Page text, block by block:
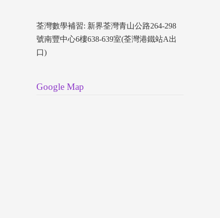
荃灣數學補習: 新界荃灣青山公路264-298
號南豐中心6樓638-639室(荃灣港鐵站A出
口)
Google Map